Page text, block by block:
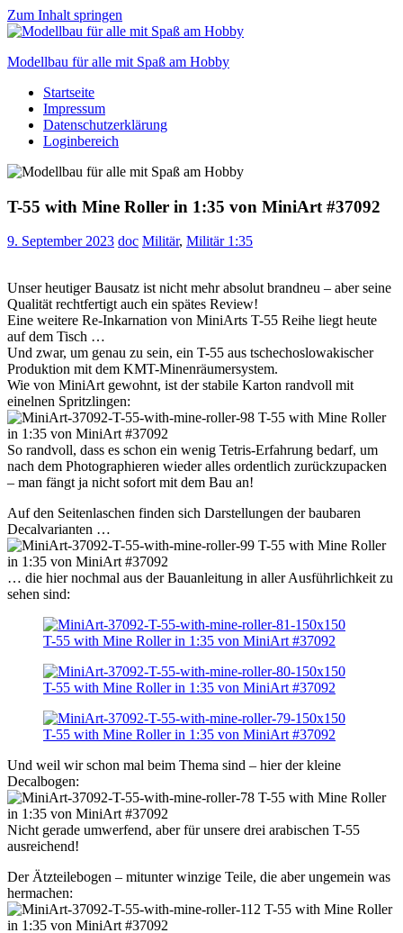
Zum Inhalt springen
Modellbau für alle mit Spaß am Hobby
Scale
modelling
to
Startseite
Impressum
Datenschutzerklärung
Loginbereich
T-55 with Mine Roller in 1:35 von MiniArt #37092
9. September 2023 doc Militär, Militär 1:35
Unser heutiger Bausatz ist nicht mehr absolut brandneu – aber seine
Qualität rechtfertigt auch ein spätes Review!
Eine weitere Re-Inkarnation von MiniArts T-55 Reihe liegt heute
auf dem Tisch …
Und zwar, um genau zu sein, ein T-55 aus tschechoslowakischer
Produktion mit dem KMT-Minenräumersystem.
Wie von MiniArt gewohnt, ist der stabile Karton randvoll mit
einelnen Spritzlingen:
So randvoll, dass es schon ein wenig Tetris-Erfahrung bedarf, um
nach dem Photographieren wieder alles ordentlich zurückzupacken
– man fängt ja nicht sofort mit dem Bau an!
Auf den Seitenlaschen finden sich Darstellungen der baubaren
Decalvarianten …
… die hier nochmal aus der Bauanleitung in aller Ausführlichkeit zu
sehen sind:
Und weil wir schon mal beim Thema sind – hier der kleine
Decalbogen:
Nicht gerade umwerfend, aber für unsere drei arabischen T-55
ausreichend!
Der Ätzteilebogen – mitunter winzige Teile, die aber ungemein was
hermachen: